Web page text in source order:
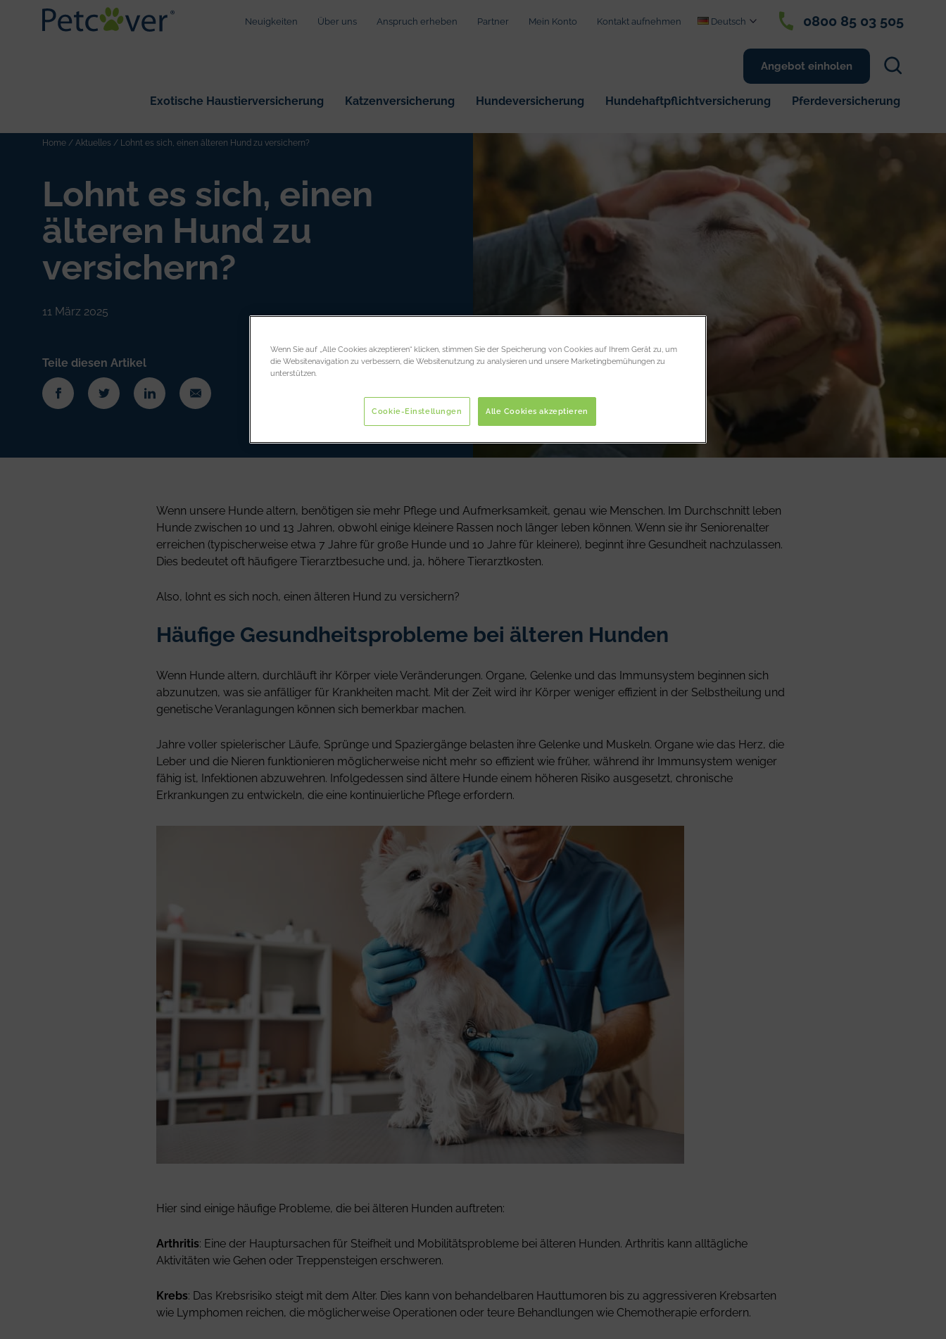
Wir sind von Montag bis Freitag von 9:00 bis 17:00 Uhr erreichbar: 0800 85 03 505
Neuigkeiten Über uns Anspruch erheben Partner Mein Konto Kontakt aufnehmen Deutsch 0800 85 03 505
Angebot einholen
Exotische Haustierversicherung Katzenversicherung Hundeversicherung Hundehaftpflichtversicherung Pferdeversicherung
Home / Aktuelles / Lohnt es sich, einen älteren Hund zu versichern?
Lohnt es sich, einen
älteren Hund zu
versichern?
11 März 2025
Teile diesen Artikel
Wenn unsere Hunde altern, benötigen sie mehr Pflege und Aufmerksamkeit, genau wie Menschen. Im Durchschnitt leben
Hunde zwischen 10 und 13 Jahren, obwohl einige kleinere Rassen noch länger leben können. Wenn sie ihr Seniorenalter
erreichen (typischerweise etwa 7 Jahre für große Hunde und 10 Jahre für kleinere), beginnt ihre Gesundheit nachzulassen.
Dies bedeutet oft häufigere Tierarztbesuche und, ja, höhere Tierarztkosten.
Also, lohnt es sich noch, einen älteren Hund zu versichern?
Häufige Gesundheitsprobleme bei älteren Hunden
Wenn Hunde altern, durchläuft ihr Körper viele Veränderungen. Organe, Gelenke und das Immunsystem beginnen sich
abzunutzen, was sie anfälliger für Krankheiten macht. Mit der Zeit wird ihr Körper weniger effizient in der Selbstheilung und
genetische Veranlagungen können sich bemerkbar machen.
Jahre voller spielerischer Läufe, Sprünge und Spaziergänge belasten ihre Gelenke und Muskeln. Organe wie das Herz, die
Leber und die Nieren funktionieren möglicherweise nicht mehr so effizient wie früher, während ihr Immunsystem weniger
fähig ist, Infektionen abzuwehren. Infolgedessen sind ältere Hunde einem höheren Risiko ausgesetzt, chronische
Erkrankungen zu entwickeln, die eine kontinuierliche Pflege erfordern.
Hier sind einige häufige Probleme, die bei älteren Hunden auftreten:
Arthritis: Eine der Hauptursachen für Steifheit und Mobilitätsprobleme bei älteren Hunden. Arthritis kann alltägliche
Aktivitäten wie Gehen oder Treppensteigen erschweren.
Krebs: Das Krebsrisiko steigt mit dem Alter. Dies kann von behandelbaren Hauttumoren bis zu aggressiveren Krebsarten
wie Lymphomen reichen, die möglicherweise Operationen oder teure Behandlungen wie Chemotherapie erfordern.
Wenn Sie auf „Alle Cookies akzeptieren“ klicken, stimmen Sie der Speicherung von Cookies auf Ihrem Gerät zu, um
die Websitenavigation zu verbessern, die Websitenutzung zu analysieren und unsere Marketingbemühungen zu
unterstützen.
Alle Cookies akzeptieren
Cookie-Einstellungen